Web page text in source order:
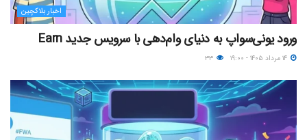
اخبار بلاکچین
ورود یونی‌سواپ به دنیای وام‌دهی با سرویس جدید Earn